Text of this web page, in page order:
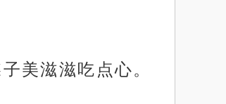
美滋滋吃点心。